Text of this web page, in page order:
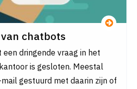
chatbots
dringende vraag in het
is gesloten. Meestal
gestuurd met daarin zijn of